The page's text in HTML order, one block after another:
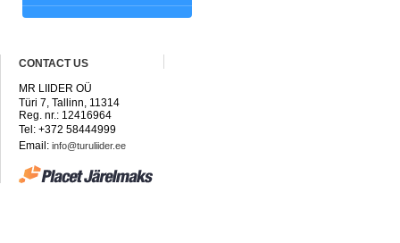
CONTACT US
MR LIIDER OÜ
Türi 7, Tallinn, 11314
Reg. nr.: 12416964
Tel: +372 58444999
Email: info@turuliider.ee